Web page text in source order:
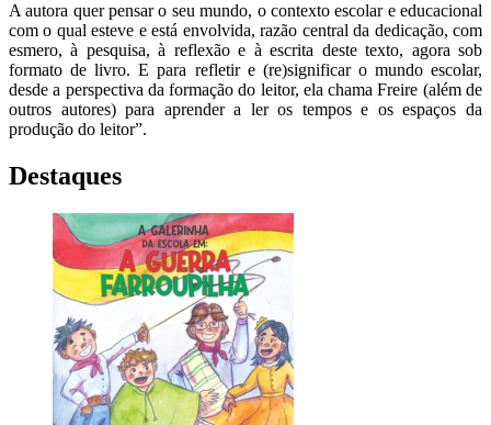
A autora quer pensar o seu mundo, o contexto escolar e educacional
com o qual esteve e está envolvida, razão central da dedicação, com
esmero, à pesquisa, à reflexão e à escrita deste texto, agora sob
formato de livro. E para refletir e (re)significar o mundo escolar,
desde a perspectiva da formação do leitor, ela chama Freire (além de
outros autores) para aprender a ler os tempos e os espaços da
produção do leitor”.
Destaques